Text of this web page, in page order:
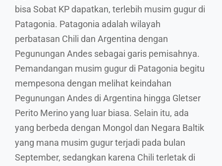
bisa Sobat KP dapatkan, terlebih musim gugur di
Patagonia. Patagonia adalah wilayah
perbatasan Chili dan Argentina dengan
Pegunungan Andes sebagai garis pemisahnya.
Pemandangan musim gugur di Patagonia begitu
mempesona dengan melihat keindahan
Pegunungan Andes di Argentina hingga Gletser
Perito Merino yang luar biasa. Selain itu, ada
yang berbeda dengan Mongol dan Negara Baltik
yang mana musim gugur terjadi pada bulan
September, sedangkan karena Chili terletak di